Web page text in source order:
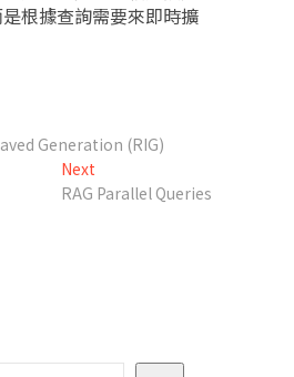
根據查詢需要來即時擴
Generation (RIG)
Next
post:
RAG Parallel Queries